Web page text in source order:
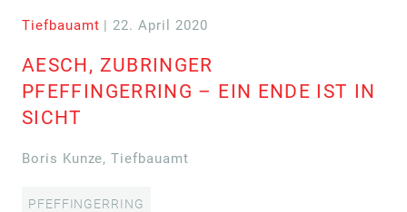
Tiefbauamt | 22. April 2020
AESCH, ZUBRINGER
PFEFFINGERRING – EIN ENDE IST IN
SICHT
Boris Kunze, Tiefbauamt
PFEFFINGERRING